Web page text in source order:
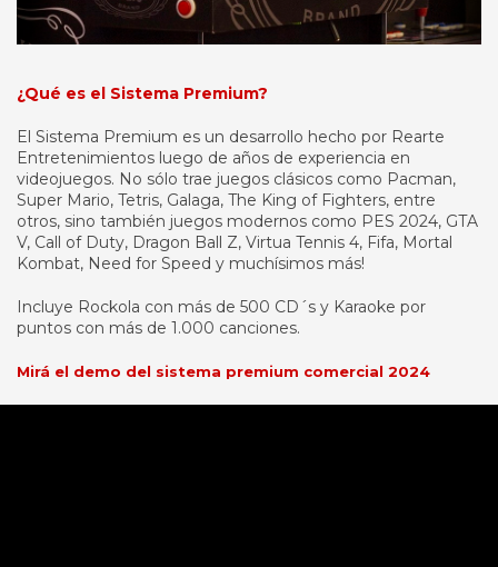
¿Qué es el Sistema Premium?
El Sistema Premium es un desarrollo hecho por Rearte
Entretenimientos luego de años de experiencia en
videojuegos. No sólo trae juegos clásicos como Pacman,
Super Mario, Tetris, Galaga, The King of Fighters, entre
otros, sino también juegos modernos como PES 2024, GTA
V, Call of Duty, Dragon Ball Z, Virtua Tennis 4, Fifa, Mortal
Kombat, Need for Speed y muchísimos más!
Incluye Rockola con más de 500 CD´s y Karaoke por
puntos con más de 1.000 canciones.
Mirá el demo del sistema premium comercial 2024